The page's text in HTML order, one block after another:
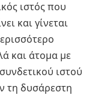
ιστός που
και γίνεται
και άτομα με
ιστού
τη δυσάρεστη